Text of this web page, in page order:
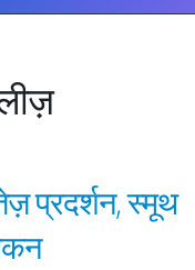
प्रदर्शन, स्मूथ